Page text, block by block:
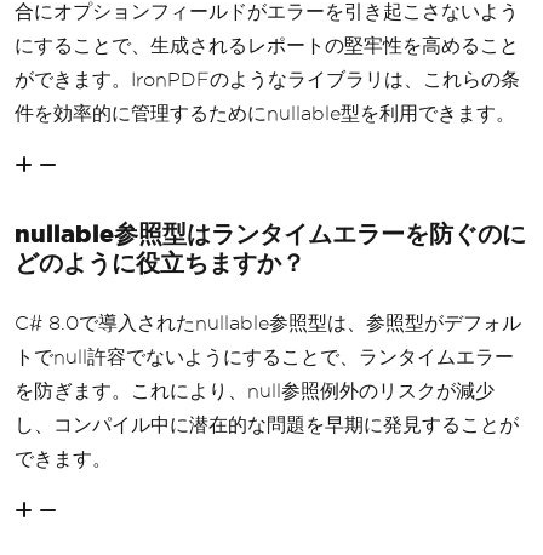
合にオプションフィールドがエラーを引き起こさないよう
にすることで、生成されるレポートの堅牢性を高めること
ができます。IronPDFのようなライブラリは、これらの条
件を効率的に管理するためにnullable型を利用できます。
nullable参照型はランタイムエラーを防ぐのに
どのように役立ちますか？
C# 8.0で導入されたnullable参照型は、参照型がデフォル
トでnull許容でないようにすることで、ランタイムエラー
を防ぎます。これにより、null参照例外のリスクが減少
し、コンパイル中に潜在的な問題を早期に発見することが
できます。